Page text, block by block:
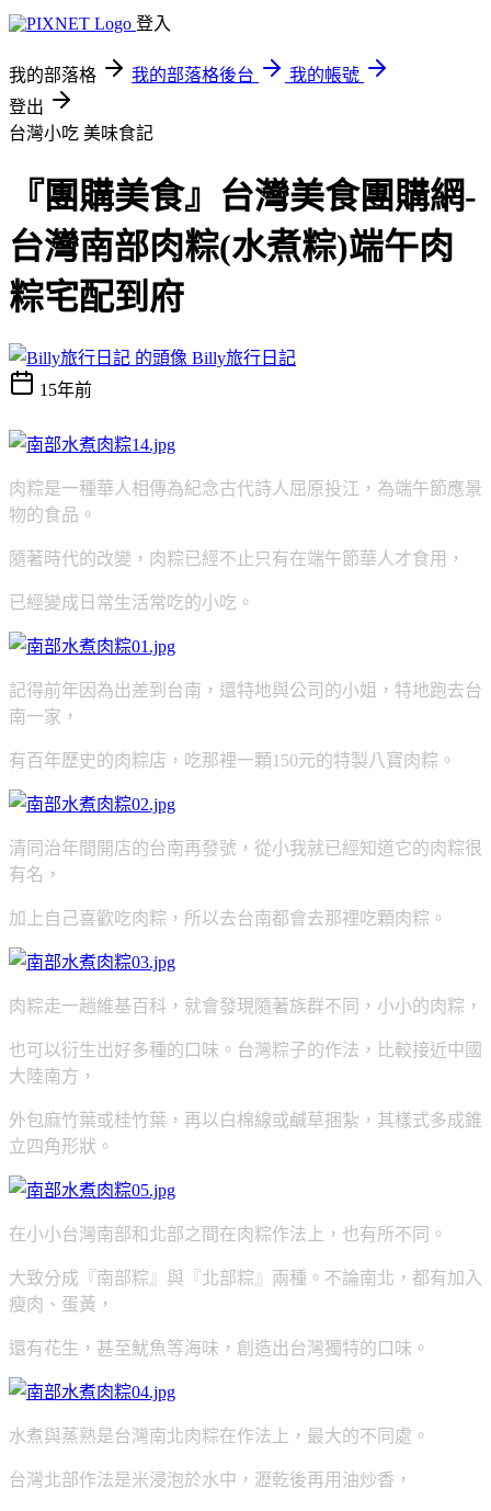
登入
我的部落格 我的部落格後台
我的帳號
登出
台灣小吃 美味食記
『團購美食』台灣美食團購網-
台灣南部肉粽(水煮粽)端午肉
粽宅配到府
Billy旅行日記
15年前
肉粽是一種華人相傳為紀念古代詩人屈原投江，為端午節應景
物的食品。
隨著時代的改變，肉粽已經不止只有在端午節華人才食用，
已經變成日常生活常吃的小吃。
記得前年因為出差到台南，還特地與公司的小姐，特地跑去台
南一家，
有百年歷史的肉粽店，吃那裡一顆150元的特製八寶肉粽。
清同治年間開店的台南再發號，從小我就已經知道它的肉粽很
有名，
加上自己喜歡吃肉粽，所以去台南都會去那裡吃顆肉粽。
肉粽走一趟維基百科，就會發現隨著族群不同，小小的肉粽，
也可以衍生出好多種的口味。台灣粽子的作法，比較接近中國
大陸南方，
外包麻竹葉或桂竹葉，再以白棉線或鹹草捆紮，其樣式多成錐
立四角形狀。
在小小台灣南部和北部之間在肉粽作法上，也有所不同。
大致分成『南部粽』與『北部粽』兩種。不論南北，都有加入
瘦肉、蛋黃，
還有花生，甚至魷魚等海味，創造出台灣獨特的口味。
水煮與蒸熟是台灣南北肉粽在作法上，最大的不同處。
台灣北部作法是米浸泡於水中，瀝乾後再用油炒香，